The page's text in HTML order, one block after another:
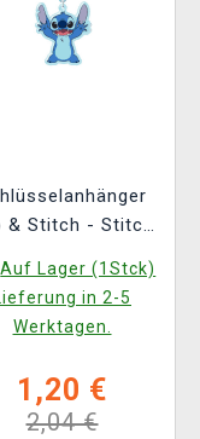
& Stitch - Stitch
Auf Lager (1Stck)
in 2-5
Werktagen.
1,20 €
2,04 €